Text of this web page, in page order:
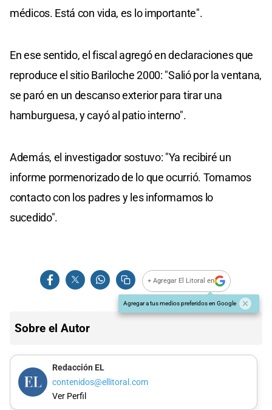
médicos. Está con vida, es lo importante".
En ese sentido, el fiscal agregó en declaraciones que
reproduce el sitio Bariloche 2000: "Salió por la ventana,
se paró en un descanso exterior para tirar una
hamburguesa, y cayó al patio interno".
Además, el investigador sostuvo: "Ya recibiré un
informe pormenorizado de lo que ocurrió. Tomamos
contacto con los padres y les informamos lo
sucedido".
+ Agregar El Litoral en
Agregar a tus medios preferidos en Google
Sobre el Autor
Redacción EL
contenidos@ellitoral.com
Ver Perfil